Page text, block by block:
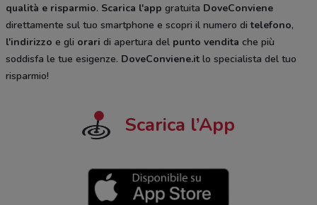
qualità e risparmio. Scarica l'app gratuita DoveConviene
direttamente sul tuo smartphone e scopri il numero ditelefono,
l'indirizzo e gli orari di apertura del punto vendita che più
soddisfa le tue esigenze. DoveConviene.it lo specialista del tuo
risparmio!
Scarica l’App